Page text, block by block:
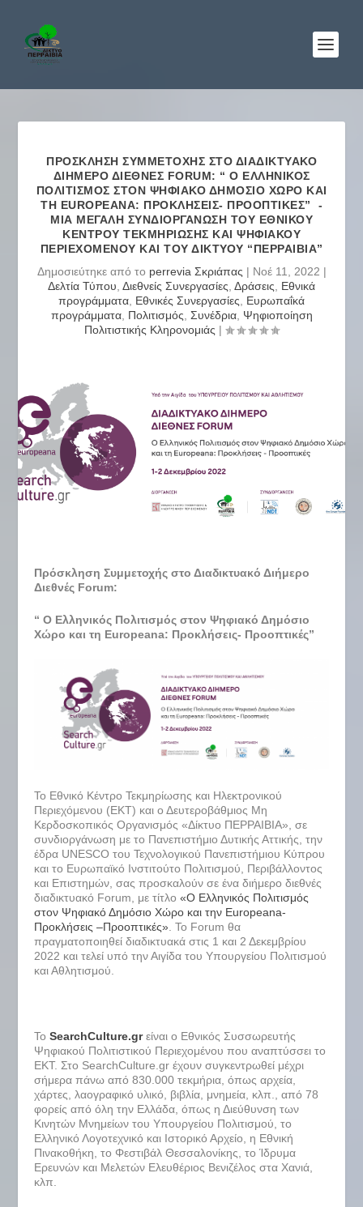
ΠΡΌΣΚΛΗΣΗ ΣΥΜΜΕΤΟΧΉΣ ΣΤΟ ΔΙΑΔΙΚΤΥΑΚΌ
ΔΙΉΜΕΡΟ ΔΙΕΘΝΈΣ FORUM: “ Ο ΕΛΛΗΝΙΚΌΣ
ΠΟΛΙΤΙΣΜΌΣ ΣΤΟΝ ΨΗΦΙΑΚΌ ΔΗΜΌΣΙΟ ΧΏΡΟ ΚΑΙ
ΤΗ EUROPEANA: ΠΡΟΚΛΉΣΕΙΣ- ΠΡΟΟΠΤΙΚΈΣ” -
ΜΙΑ ΜΕΓΆΛΗ ΣΥΝΔΙΟΡΓΆΝΩΣΗ ΤΟΥ ΕΘΝΙΚΟΎ
ΚΈΝΤΡΟΥ ΤΕΚΜΗΡΊΩΣΗΣ ΚΑΙ ΨΗΦΙΑΚΟΎ
ΠΕΡΙΕΧΟΜΈΝΟΥ ΚΑΙ ΤΟΥ ΔΙΚΤΎΟΥ “ΠΕΡΡΑΙΒΙΑ”
Δημοσιεύτηκε από το perrevia Σκριάπας | Νοέ 11, 2022 |
Δελτία Τύπου Διεθνείς Συνεργασίες Δράσεις
Εθνικά
προγράμματα Εθνικές Συνεργασίες
Ευρωπαΐκά
προγράμματα, Πολιτισμός Συνέδρια, Ψηφιοποίηση
Πολιτιστικής Κληρονομιάς |
Πρόσκληση Συμμετοχής στο Διαδικτυακό Διήμερο
Διεθνές Forum:
“ Ο Ελληνικός Πολιτισμός στον Ψηφιακό Δημόσιο
Χώρο και τη Europeana: Προκλήσεις- Προοπτικές”
Το Εθνικό Κέντρο Τεκμηρίωσης και Ηλεκτρονικού
Περιεχόμενου (ΕΚΤ) και ο Δευτεροβάθμιος Μη
Κερδοσκοπικός Οργανισμός «Δίκτυο ΠΕΡΡΑΙΒΙΑ», σε
συνδιοργάνωση με το Πανεπιστήμιο Δυτικής Αττικής, την
έδρα UNESCO του Τεχνολογικού Πανεπιστήμιου Κύπρου
και το Ευρωπαϊκό Ινστιτούτο Πολιτισμού, Περιβάλλοντος
και Επιστημών, σας προσκαλούν σε ένα διήμερο διεθνές
διαδικτυακό Forum, με τίτλο«Ο Ελληνικός Πολιτισμός
στον Ψηφιακό Δημόσιο Χώρο και την Europeana-
Προκλήσεις –Προοπτικές». Το Forum θα
πραγματοποιηθεί διαδικτυακά στις 1 και 2 Δεκεμβρίου
2022 και τελεί υπό την Αιγίδα του Υπουργείου Πολιτισμού
και Αθλητισμού.
ΤοSearchCulture.grείναι ο Εθνικός Συσσωρευτής
Ψηφιακού Πολιτιστικού Περιεχομένου που αναπτύσσει το
ΕΚΤ. Στο SearchCulture.gr έχουν συγκεντρωθεί μέχρι
σήμερα πάνω από 830.000 τεκμήρια, όπως αρχεία,
χάρτες, λαογραφικό υλικό, βιβλία, μνημεία, κλπ., από 78
φορείς από όλη την Ελλάδα, όπως η Διεύθυνση των
Κινητών Μνημείων του Υπουργείου Πολιτισμού, το
Ελληνικό Λογοτεχνικό και Ιστορικό Αρχείο, η Εθνική
Πινακοθήκη, το Φεστιβάλ Θεσσαλονίκης, το Ίδρυμα
Ερευνών και Μελετών Ελευθέριος Βενιζέλος στα Χανιά,
κλπ.